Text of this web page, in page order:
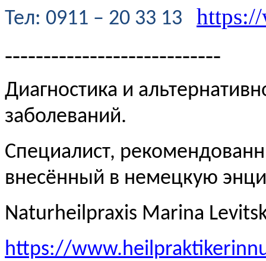
Teл: 0911 – 20 33 13
----------------------------
Диагностика и
заболеваний.
Специалист,
внесённый в немецкую
Naturheilpraxis Marina
https://